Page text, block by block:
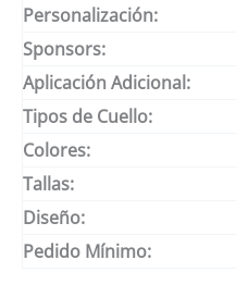
Personalización:
Sponsors:
Aplicación Adicional:
Tipos de Cuello:
Colores:
Tallas:
Diseño:
Pedido Mínimo: